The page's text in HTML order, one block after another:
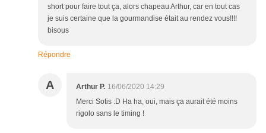
short pour faire tout ça, alors chapeau Arthur, car en tout cas
je suis certaine que la gourmandise était au rendez vous!!!!
bisous
Répondre
A Arthur P. 16/06/2020 14:29
Merci Sotis :D Ha ha, oui, mais ça aurait été moins
rigolo sans le timing !